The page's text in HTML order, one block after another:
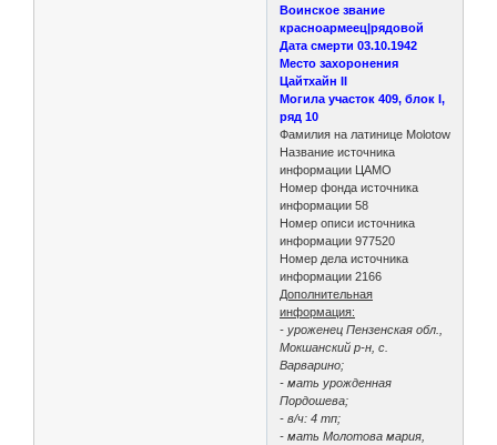
Воинское звание
красноармеец|рядовой
Дата смерти 03.10.1942
Место захоронения
Цайтхайн II
Могила участок 409, блок I,
ряд 10
Фамилия на латинице Molotow
Название источника
информации ЦАМО
Номер фонда источника
информации 58
Номер описи источника
информации 977520
Номер дела источника
информации 2166
Дополнительная
информация:
- уроженец Пензенская обл.,
Мокшанский р-н, с.
Варварино;
- мать урожденная
Пордошева;
- в/ч: 4 тп;
- мать Молотова мария,